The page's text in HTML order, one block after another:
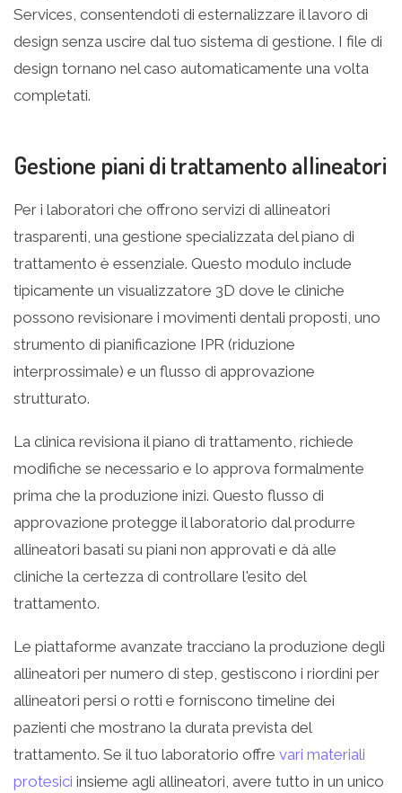
Services, consentendoti di esternalizzare il lavoro di
design senza uscire dal tuo sistema di gestione. I file di
design tornano nel caso automaticamente una volta
completati.
Gestione piani di trattamento allineatori
Per i laboratori che offrono servizi di allineatori
trasparenti, una gestione specializzata del piano di
trattamento è essenziale. Questo modulo include
tipicamente un visualizzatore 3D dove le cliniche
possono revisionare i movimenti dentali proposti, uno
strumento di pianificazione IPR (riduzione
interprossimale) e un flusso di approvazione
strutturato.
La clinica revisiona il piano di trattamento, richiede
modifiche se necessario e lo approva formalmente
prima che la produzione inizi. Questo flusso di
approvazione protegge il laboratorio dal produrre
allineatori basati su piani non approvati e dà alle
cliniche la certezza di controllare l'esito del
trattamento.
Le piattaforme avanzate tracciano la produzione degli
allineatori per numero di step, gestiscono i riordini per
allineatori persi o rotti e forniscono timeline dei
pazienti che mostrano la durata prevista del
trattamento. Se il tuo laboratorio offre vari materiali
protesici insieme agli allineatori, avere tutto in un unico